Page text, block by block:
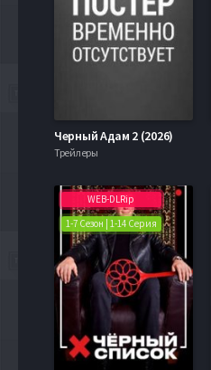
Черный Адам 2 (2026)
Трейлеры
WEB-DLRip
1-7 Сезон | 1-14 Серия